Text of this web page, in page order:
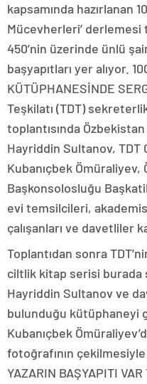
kapsamında hazırlanan
Mücevherleri’ derlemesi
450’nin üzerinde ünlü
başyapıtları yer alıyor.
KÜTÜPHANESİNDE
Teşkilatı (TDT)
toplantısında Özbekistan
Hayriddin Sultanov,
Kubanıçbek Ömüraliyev,
Başkonsolosluğu
evi temsilcileri,
çalışanları ve davetliler
Toplantıdan sonra
ciltlik kitap serisi burada
Hayriddin Sultanov ve
bulunduğu kütüphaneyi
Kubanıçbek
fotoğrafının
YAZARIN BAŞYAPITI VAR